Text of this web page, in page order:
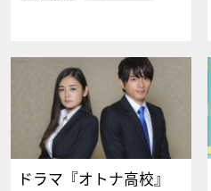
ドラマ『オトナ高校』